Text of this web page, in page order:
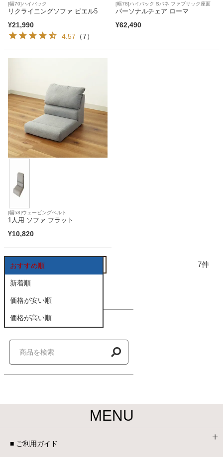
生活用品
キッチン用品
タワー
[幅70]ハイバック
リクライニングソファ ピエル5
¥21,990
4.57 （7）
[幅78]ハイバック Sバネ ファブリック座面
パーソナルチェア ローマ
¥62,490
[幅58]ウェービングベルト
1人用 ソファ フラット
¥10,820
おすすめ順
新着順
価格が安い順
価格が高い順
7
商品を探す
MENU
■ ご利用ガイド